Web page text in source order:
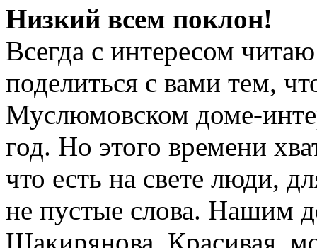
Низкий всем поклон!
Всегда с интересом
поделиться с вами тем,
Муслюмовском доме-
год. Но этого времени
что есть на свете люди,
не пустые слова. Нашим